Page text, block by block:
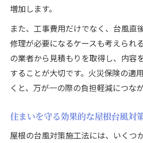
増加します。
また、工事費用だけでなく、台風直
修理が必要になるケースも考えられ
の業者から見積もりを取得し、内容
することが大切です。火災保険の適
くと、万が一の際の負担軽減につなが
住まいを守る効果的な屋根台風対
屋根の台風対策施工法には、いくつ